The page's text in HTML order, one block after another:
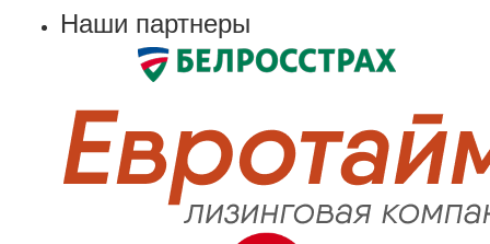
Наши партнеры